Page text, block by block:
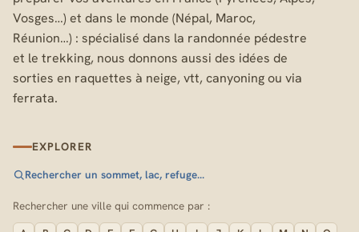
Vosges…) et dans le monde (Népal, Maroc,
Réunion…) : spécialisé dans la randonnée pédestre
et le trekking, nous donnons aussi des idées de
sorties en raquettes à neige, vtt, canyoning ou via
ferrata.
EXPLORER
Rechercher un sommet, lac, refuge…
Rechercher une ville qui commence par :